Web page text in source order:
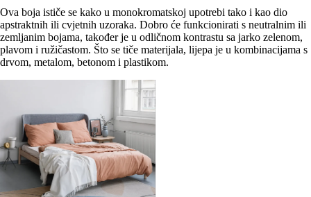
Ova boja ističe se kako u monokromatskoj upotrebi tako i kao dio
apstraktnih ili cvjetnih uzoraka. Dobro će funkcionirati s neutralnim ili
zemljanim bojama, također je u odličnom kontrastu sa jarko zelenom,
plavom i ružičastom. Što se tiče materijala, lijepa je u kombinacijama s
drvom, metalom, betonom i plastikom.